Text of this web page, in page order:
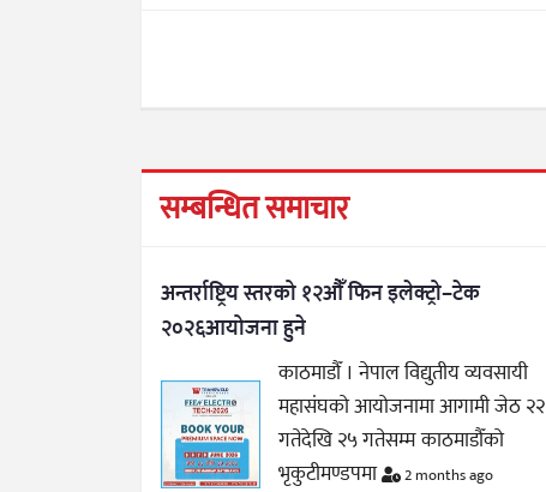
सम्बन्धित समाचार
अन्तर्राष्ट्रिय स्तरको १२औँ फिन इलेक्ट्रो–टेक
२०२६आयोजना हुने
काठमाडौँ । नेपाल विद्युतीय व्यवसायी
महासंघको आयोजनामा आगामी जेठ २२
गतेदेखि २५ गतेसम्म काठमाडौँको
भृकुटीमण्डपमा
2 months ago